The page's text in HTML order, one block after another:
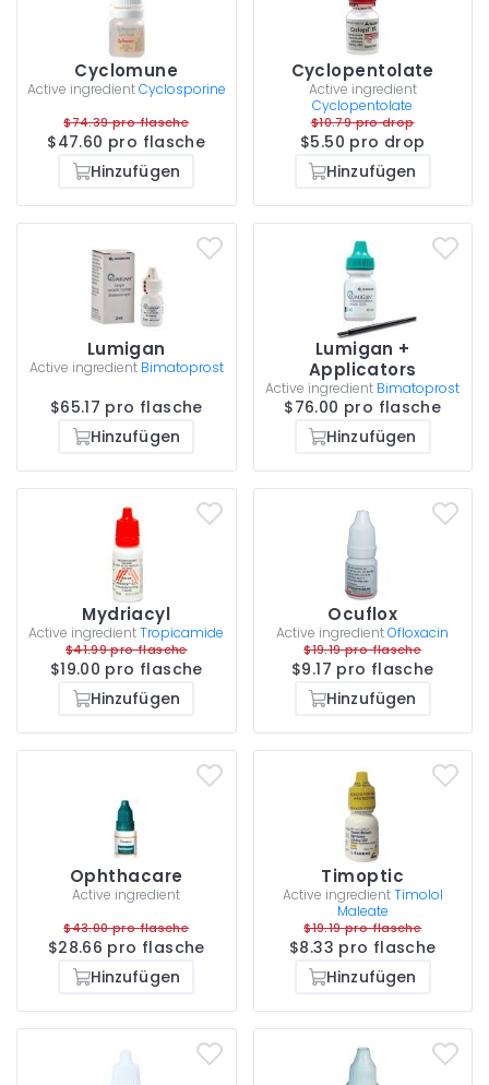
Cyclomune
Active ingredientCyclosporine
$74.39 pro flasche
$47.60 pro flasche
Hinzufügen
Cyclopentolate
Active ingredient
Cyclopentolate
$10.79 pro drop
$5.50 pro drop
Hinzufügen
Lumigan
Active ingredient Bimatoprost
$65.17 pro flasche
Hinzufügen
Lumigan +
Applicators
Active ingredient Bimatoprost
$76.00 pro flasche
Hinzufügen
Mydriacyl
Active ingredientTropicamide
$41.99 pro flasche
$19.00 pro flasche
Hinzufügen
Ocuflox
Active ingredientOfloxacin
$19.19 pro flasche
$9.17 pro flasche
Hinzufügen
Ophthacare
Active ingredient
$43.00 pro flasche
$28.66 pro flasche
Hinzufügen
Timoptic
Active ingredientTimolol
Maleate
$19.19 pro flasche
$8.33 pro flasche
Hinzufügen